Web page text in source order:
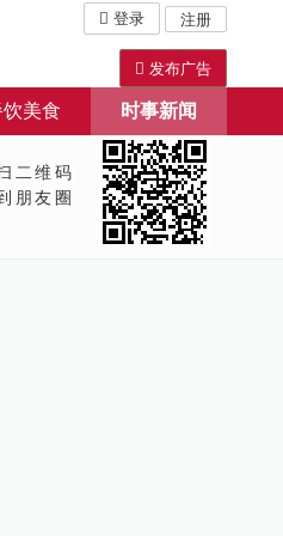
登录 注册
发布广告
饮美食 时事新闻
二维码
朋友圈